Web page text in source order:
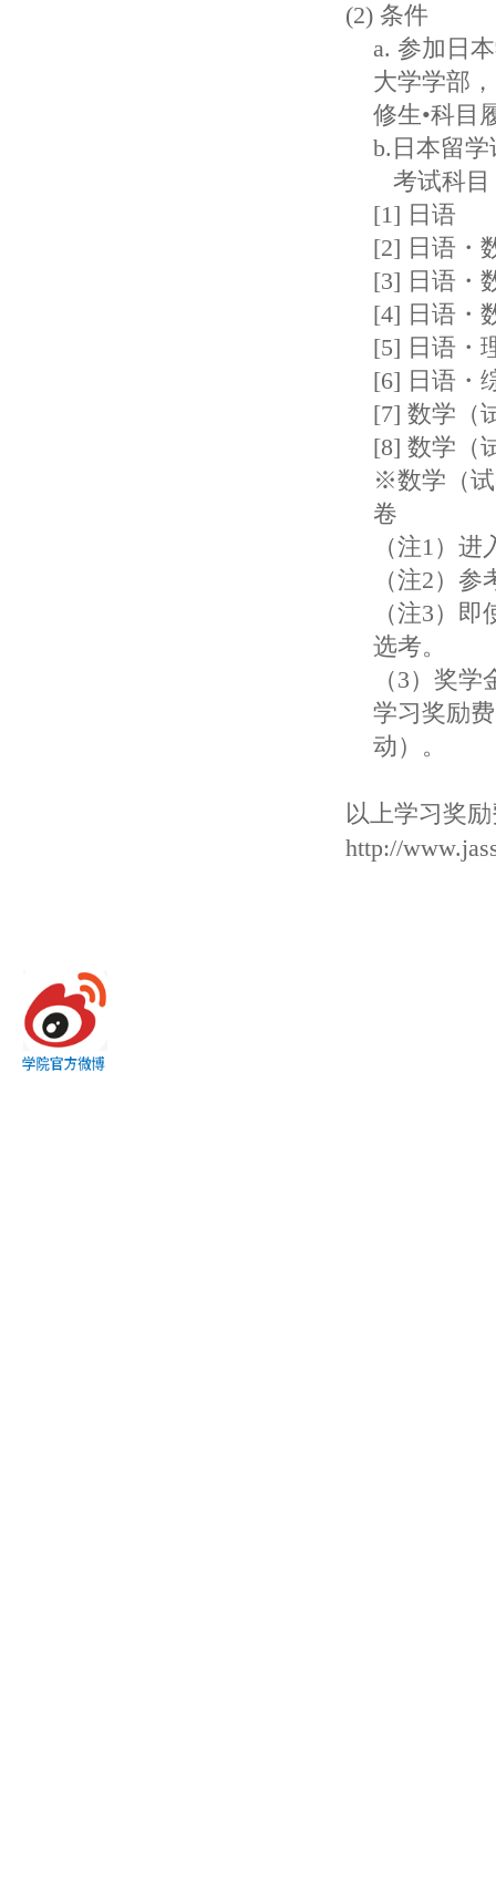
(2) 条件
a. 参加日
大学学部
修生•科目
b.日本留
考试科目
[1] 日语
[2] 日语・
[3] 日语・
[4] 日语・
[5] 日语・
[6] 日语・
[7] 数学（
[8] 数学（
※数学（试
卷
（注1）
（注2）
（注3）
选考。
（3）奖
学习奖励
动）。
以上学习奖
http://